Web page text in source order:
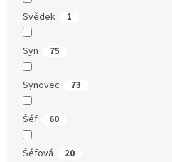
Svědek 1
Syn 75
Synovec 73
Šéf 60
Šéfová 20